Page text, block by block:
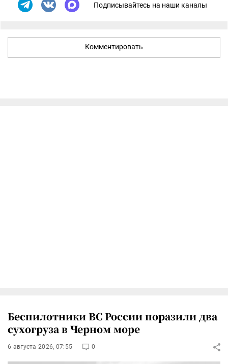
Подписывайтесь на наши каналы
Комментировать
Беспилотники ВС России поразили два
сухогруза в Черном море
6 августа 2026, 07:55 0